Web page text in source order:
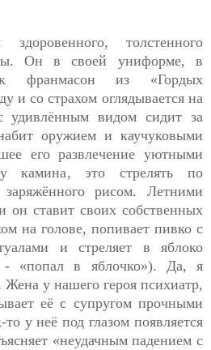
толстенного
Он в своей униформе, в
франмасон из «Гордых
и со страхом оглядывается на
удивлённым видом сидит за
оружием и каучуковыми
его развлечение уютными
камина, это стрелять по
рисом. Летними
он ставит своих собственных
на голове, попивает пивко с
и стреляет в яблоко
«попал в яблочко»). Да, я
Жена у нашего героя психиатр,
её с супругом прочными
у неё под глазом появляется
«неудачным падением с